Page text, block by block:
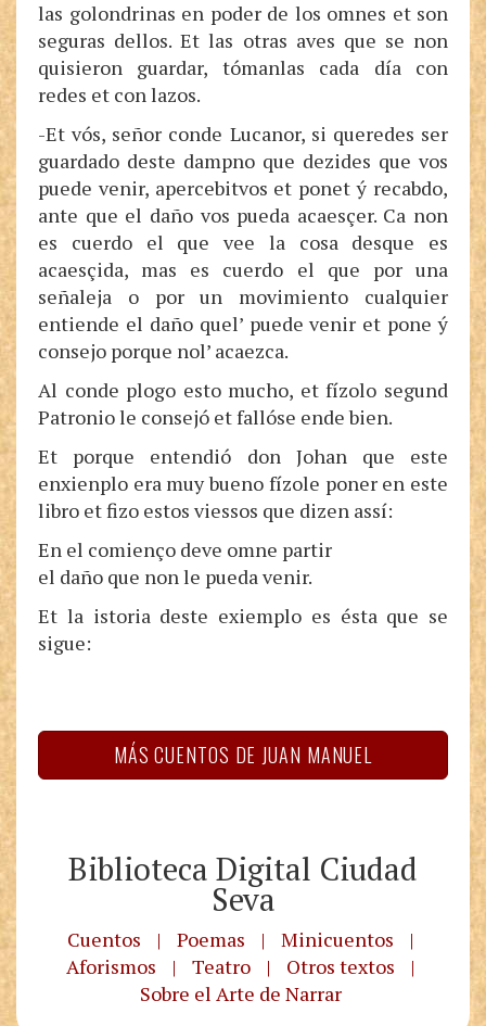
las golondrinas en poder de los omnes et son
seguras dellos. Et las otras aves que se non
quisieron guardar, tómanlas cada día con
redes et con lazos.
-Et vós, señor conde Lucanor, si queredes ser
guardado deste dampno que dezides que vos
puede venir, apercebitvos et ponet ý recabdo,
ante que el daño vos pueda acaesçer. Ca non
es cuerdo el que vee la cosa desque es
acaesçida, mas es cuerdo el que por una
señaleja o por un movimiento cualquier
entiende el daño quel’ puede venir et pone ý
consejo porque nol’ acaezca.
Al conde plogo esto mucho, et fízolo segund
Patronio le consejó et fallóse ende bien.
Et porque entendió don Johan que este
enxienplo era muy bueno fízole poner en este
libro et fizo estos viessos que dizen assí:
En el comienço deve omne partir
el daño que non le pueda venir.
Et la istoria deste exiemplo es ésta que se
sigue:
MÁS CUENTOS DE JUAN MANUEL
Biblioteca Digital Ciudad
Seva
Cuentos | Poemas | Minicuentos
|
Aforismos
| Teatro | Otros textos
|
Sobre el Arte de Narrar